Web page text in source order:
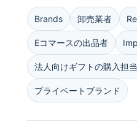
Brands 卸売業者
Eコマースの出品者
法人向けギフトの購入担
プライベートブランド